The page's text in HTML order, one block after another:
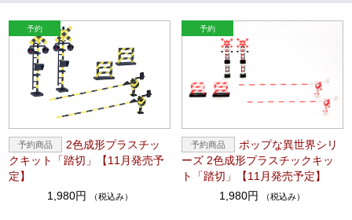
2色成形プラスチッ
クキット「踏切」【11月発売予
定】
1,980円
（税込み）
ポップな異世界シリ
ーズ 2色成形プラスチックキッ
ト「踏切」【11月発売予定】
1,980円
（税込み）